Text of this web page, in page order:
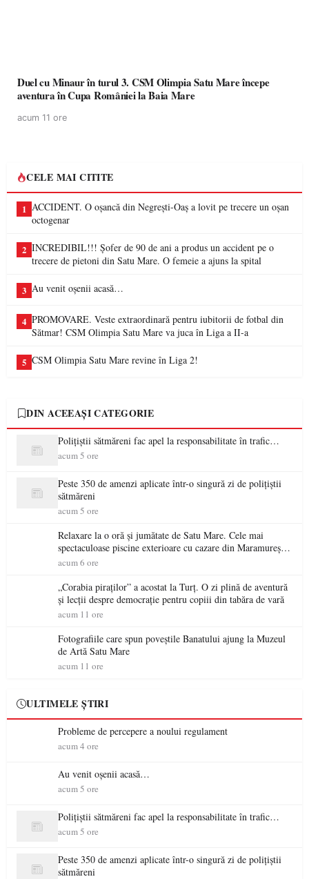
Duel cu Minaur în turul 3. CSM Olimpia Satu Mare începe
aventura în Cupa României la Baia Mare
acum 11 ore
CELE MAI CITITE
1 ACCIDENT. O oșancă din Negrești-Oaș a lovit pe trecere un oșan
octogenar
2 INCREDIBIL!!! Șofer de 90 de ani a produs un accident pe o
trecere de pietoni din Satu Mare. O femeie a ajuns la spital
3 Au venit oșenii acasă…
4 PROMOVARE. Veste extraordinară pentru iubitorii de fotbal din
Sătmar! CSM Olimpia Satu Mare va juca în Liga a II-a
5 CSM Olimpia Satu Mare revine în Liga 2!
DIN ACEEAȘI CATEGORIE
Polițiștii sătmăreni fac apel la responsabilitate în trafic…
acum 5 ore
Peste 350 de amenzi aplicate într-o singură zi de polițiștii
sătmăreni
acum 5 ore
Relaxare la o oră și jumătate de Satu Mare. Cele mai
spectaculoase piscine exterioare cu cazare din Maramureș,
ideale pentru o escapadă de vară
acum 6 ore
„Corabia piraților” a acostat la Turț. O zi plină de aventură
și lecții despre democrație pentru copiii din tabăra de vară
acum 11 ore
Fotografiile care spun poveștile Banatului ajung la Muzeul
de Artă Satu Mare
acum 11 ore
ULTIMELE ȘTIRI
Probleme de percepere a noului regulament
acum 4 ore
Au venit oșenii acasă…
acum 5 ore
Polițiștii sătmăreni fac apel la responsabilitate în trafic…
acum 5 ore
Peste 350 de amenzi aplicate într-o singură zi de polițiștii
sătmăreni